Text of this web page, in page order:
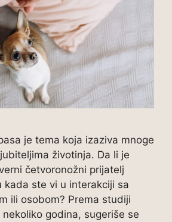
je tema koja izaziva mnoge
životinja. Da li je
četvoronožni prijatelj
kada ste vi u interakciji sa
ili osobom? Prema studiji
godina, sugeriše se